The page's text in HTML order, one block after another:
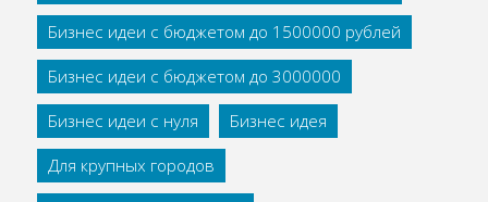
Бизнес идеи с бюджетом до 1500000 рублей
Бизнес идеи с бюджетом до 3000000
Бизнес идеи с нуля
Бизнес идея
Для крупных городов